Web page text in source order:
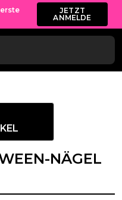
JETZT
KAUFEN
NÄGEL